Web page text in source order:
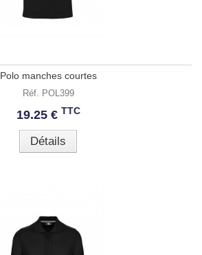
Polo manches courtes
Réf. POL399
19.25 € TTC
Détails